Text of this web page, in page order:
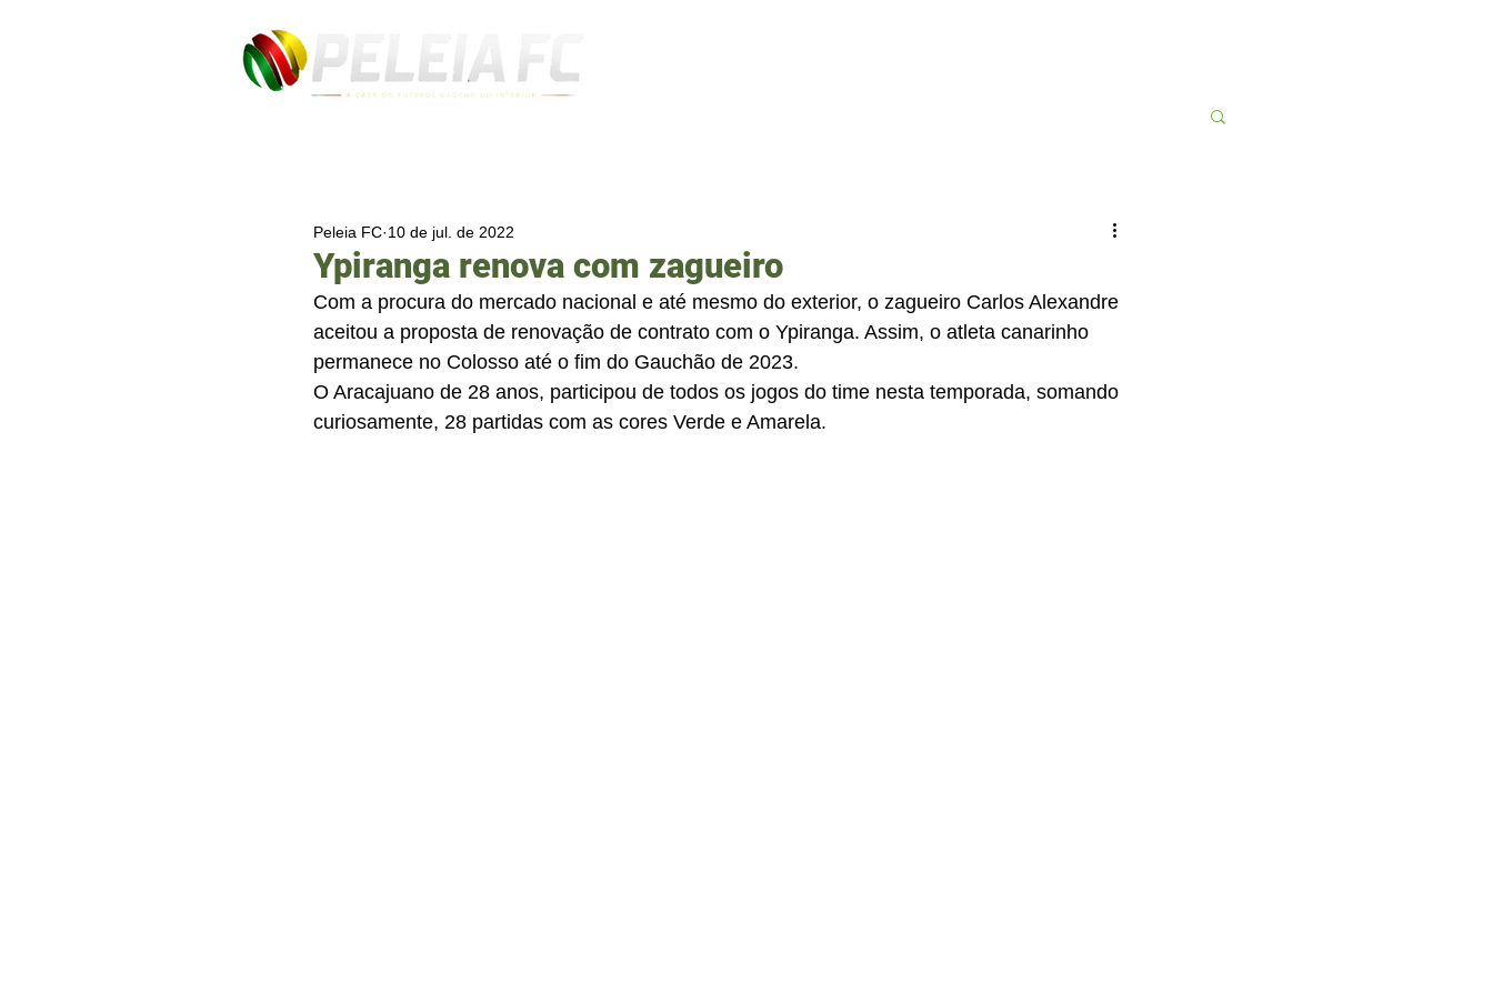
Ypiranga renova com zagueiro
Peleia FC 10 de jul. de 2022
Com a procura do mercado nacional e até mesmo do exterior, o zagueiro Carlos Alexandre
aceitou a proposta de renovação de contrato com o Ypiranga. Assim, o atleta canarinho
permanece no Colosso até o fim do Gauchão de 2023.
O Aracajuano de 28 anos, participou de todos os jogos do time nesta temporada, somando
curiosamente, 28 partidas com as cores Verde e Amarela.